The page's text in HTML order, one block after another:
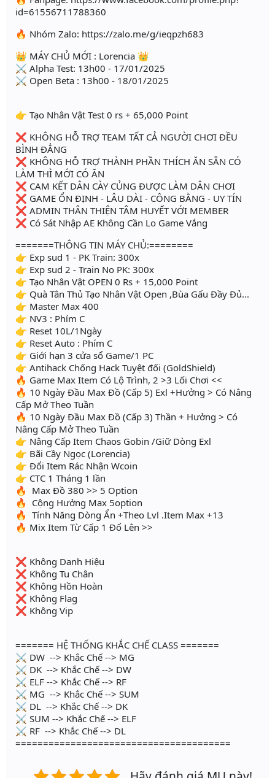
id=61556711788360
🔥 Nhóm Zalo: https://zalo.me/g/ieqpzh683
👑 MÁY CHỦ MỚI : Lorencia 👑
⚔ Alpha Test: 13h00 - 17/01/2025
⚔ Open Beta : 13h00 - 18/01/2025
👉 Tạo Nhân Vật Test 0 rs + 65,000 Point
❌ KHÔNG HỖ TRỢ TEAM TẤT CẢ NGƯỜI CHƠI ĐỀU
BÌNH ĐẲNG
❌ KHÔNG HỖ TRỢ THÀNH PHẦN THÍCH ĂN SẴN CÓ
LÀM THÌ MỚI CÓ ĂN
❌ CAM KẾT DÂN CÀY CỦNG ĐƯỢC LÀM DÂN CHƠI
❌ GAME ỔN ĐỊNH - LÂU DÀI - CÔNG BẰNG - UY TÍN
❌ ADMIN THÂN THIỆN TÂM HUYẾT VỚI MEMBER
❌ Có Sát Nhập AE Không Cần Lo Game Vắng
=======THÔNG TIN MÁY CHỦ:========
👉 Exp sud 1 - PK Train: 300x
👉 Exp sud 2 - Train No PK: 300x
👉 Tạo Nhân Vật OPEN 0 Rs + 15,000 Point
👉 Quà Tân Thủ Tạo Nhân Vật Open ,Bùa Gấu Đầy Đủ...
👉 Master Max 400
👉 NV3 : Phím C
👉 Reset 10L/1Ngày
👉 Reset Auto : Phím C
👉 Giới hạn 3 cửa sổ Game/1 PC
👉 Antihack Chống Hack Tuyệt đối (GoldShield)
🔥 Game Max Item Có Lộ Trình, 2 >3 Lối Chơi <<
🔥 10 Ngày Đầu Max Đồ (Cấp 5) Exl +Hưởng > Có Nâng
Cấp Mở Theo Tuần
🔥 10 Ngày Đầu Max Đồ (Cấp 3) Thần + Hưởng > Có
Nâng Cấp Mở Theo Tuần
👉 Nâng Cấp Item Chaos Gobin /Giữ Dòng Exl
👉 Bãi Cầy Ngọc (Lorencia)
👉 Đổi Item Rác Nhận Wcoin
👉 CTC 1 Tháng 1 lần
🔥 Max Đồ 380 >> 5 Option
🔥 Cộng Hưởng Max 5option
🔥 Tính Năng Dòng Ẩn +Theo Lvl .Item Max +13
🔥 Mix Item Từ Cấp 1 Đổ Lên >>
❌ Không Danh Hiệu
❌ Không Tu Chân
❌ Không Hồn Hoàn
❌ Không Flag
❌ Không Vip
======= HỆ THỐNG KHẮC CHẾ CLASS =======
⚔ DW --> Khắc Chế --> MG
⚔ DK --> Khắc Chế --> DW
⚔ ELF --> Khắc Chế --> RF
⚔ MG --> Khắc Chế --> SUM
⚔ DL --> Khắc Chế --> DK
⚔ SUM --> Khắc Chế --> ELF
⚔ RF --> Khắc Chế --> DL
=======================================